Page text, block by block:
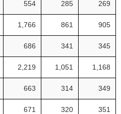
554 285 269
1,766 861 905
686 341 345
2,219 1,051 1,168
663 314 349
671 320 351